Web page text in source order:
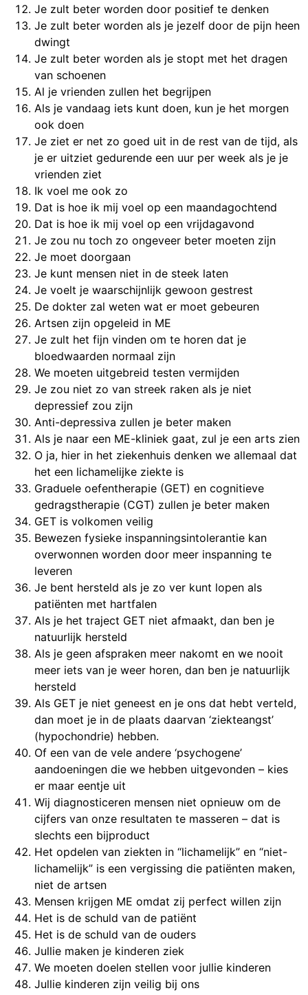
Je zult beter worden door positief te denken
Je zult beter worden als je jezelf door de pijn heen
dwingt
Je zult beter worden als je stopt met het dragen
van schoenen
Al je vrienden zullen het begrijpen
Als je vandaag iets kunt doen, kun je het morgen
ook doen
Je ziet er net zo goed uit in de rest van de tijd, als
je er uitziet gedurende een uur per week als je je
vrienden ziet
Ik voel me ook zo
Dat is hoe ik mij voel op een maandagochtend
Dat is hoe ik mij voel op een vrijdagavond
Je zou nu toch zo ongeveer beter moeten zijn
Je moet doorgaan
Je kunt mensen niet in de steek laten
Je voelt je waarschijnlijk gewoon gestrest
De dokter zal weten wat er moet gebeuren
Artsen zijn opgeleid in ME
Je zult het fijn vinden om te horen dat je
bloedwaarden normaal zijn
We moeten uitgebreid testen vermijden
Je zou niet zo van streek raken als je niet
depressief zou zijn
Anti-depressiva zullen je beter maken
Als je naar een ME-kliniek gaat, zul je een arts zien
O ja, hier in het ziekenhuis denken we allemaal dat
het een lichamelijke ziekte is
Graduele oefentherapie (GET) en cognitieve
gedragstherapie (CGT) zullen je beter maken
GET is volkomen veilig
Bewezen fysieke inspanningsintolerantie kan
overwonnen worden door meer inspanning te
leveren
Je bent hersteld als je zo ver kunt lopen als
patiënten met hartfalen
Als je het traject GET niet afmaakt, dan ben je
natuurlijk hersteld
Als je geen afspraken meer nakomt en we nooit
meer iets van je weer horen, dan ben je natuurlijk
hersteld
Als GET je niet geneest en je ons dat hebt verteld,
dan moet je in de plaats daarvan ‘ziekteangst’
(hypochondrie) hebben.
Of een van de vele andere ‘psychogene’
aandoeningen die we hebben uitgevonden – kies
er maar eentje uit
Wij diagnosticeren mensen niet opnieuw om de
cijfers van onze resultaten te masseren – dat is
slechts een bijproduct
Het opdelen van ziekten in “lichamelijk” en “niet-
lichamelijk” is een vergissing die patiënten maken,
niet de artsen
Mensen krijgen ME omdat zij perfect willen zijn
Het is de schuld van de patiënt
Het is de schuld van de ouders
Jullie maken je kinderen ziek
We moeten doelen stellen voor jullie kinderen
Jullie kinderen zijn veilig bij ons